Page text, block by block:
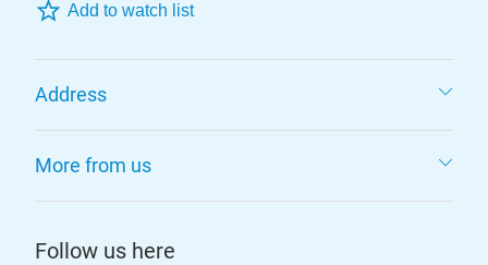
Add to watch list
Address
More from us
Follow us here